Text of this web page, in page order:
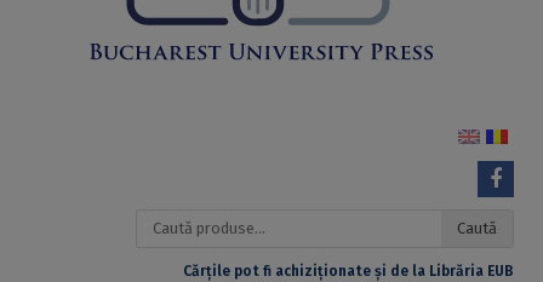
Caută
Caută
Cărțile pot fi achiziționate și de la Librăria EUB